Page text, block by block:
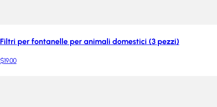
Filtri per fontanelle per animali domestici (3 pezzi)
$19.00